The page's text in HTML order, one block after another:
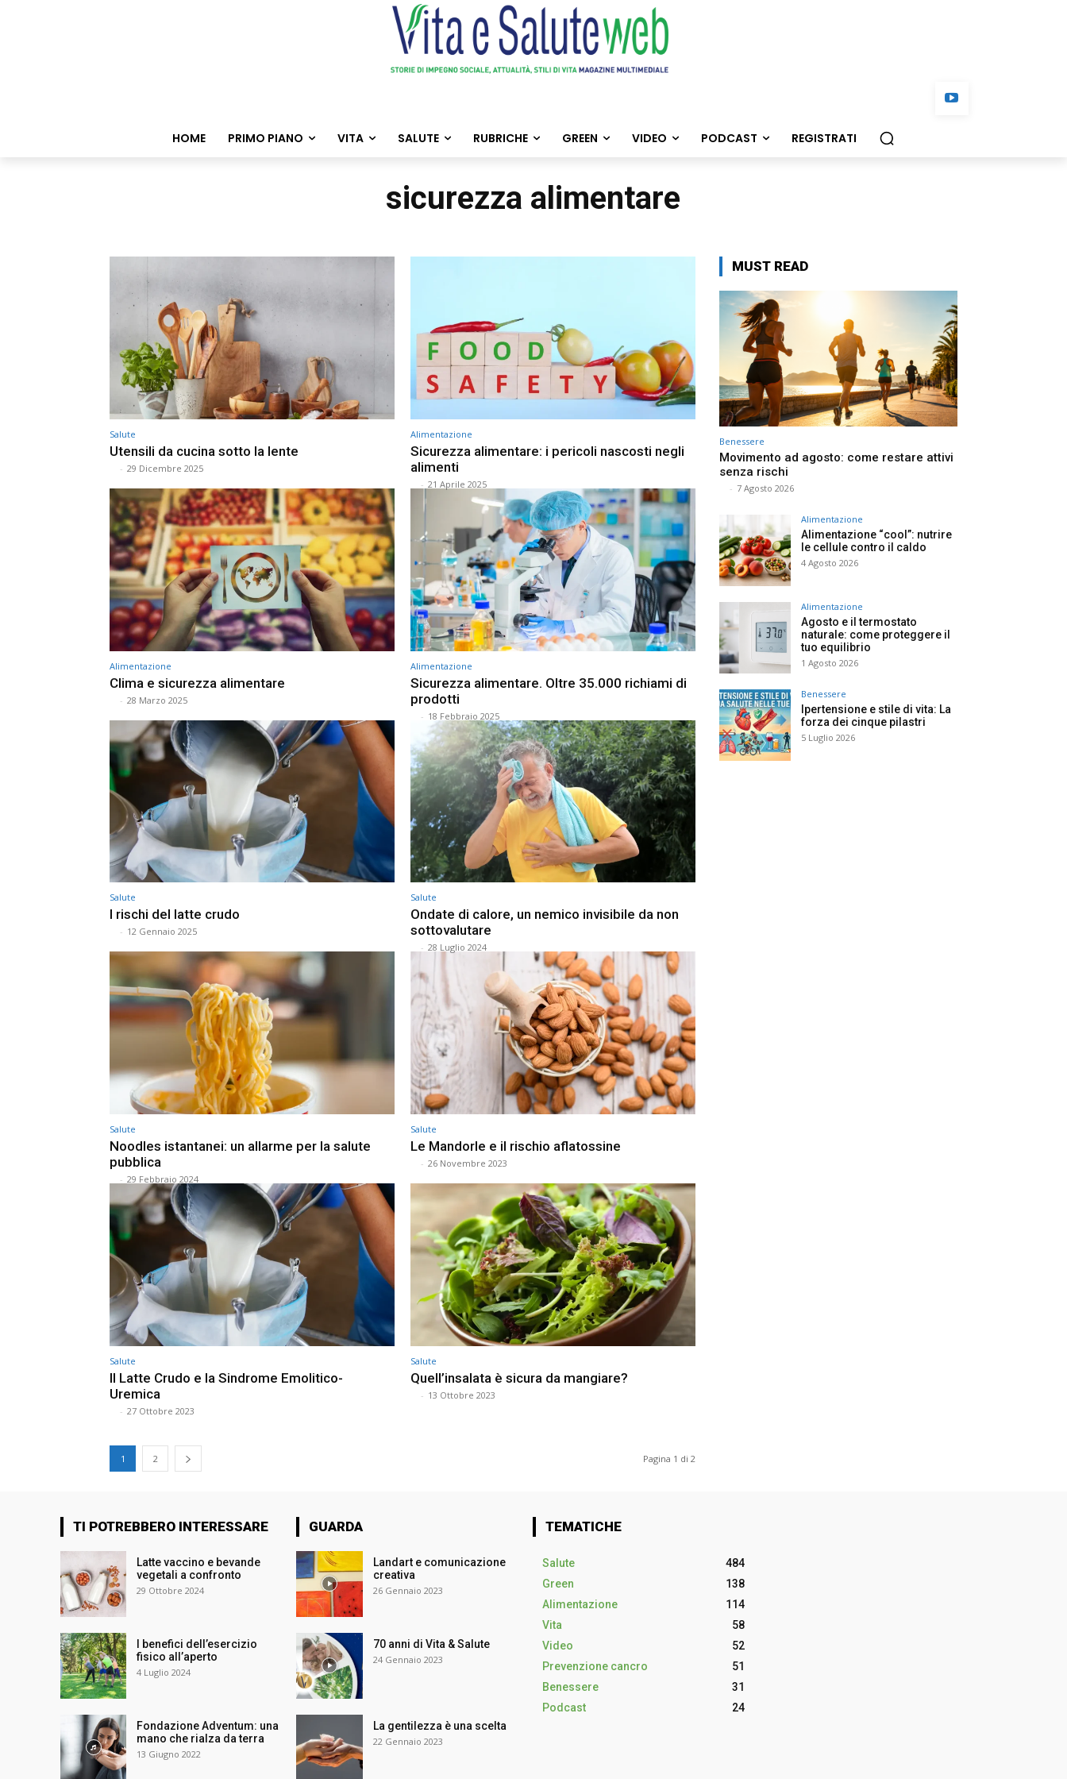
HOME PRIMO PIANO VITA SALUTE RUBRICHE GREEN VIDEO PODCAST REGISTRATI
sicurezza alimentare
Salute
Utensili da cucina sotto la lente
- 29 Dicembre 2025
Alimentazione
Sicurezza alimentare: i pericoli nascosti negli
alimenti
- 21 Aprile 2025
Alimentazione
Clima e sicurezza alimentare
- 28 Marzo 2025
Alimentazione
Sicurezza alimentare. Oltre 35.000 richiami di
prodotti
- 18 Febbraio 2025
Salute
I rischi del latte crudo
- 12 Gennaio 2025
Salute
Ondate di calore, un nemico invisibile da non
sottovalutare
- 28 Luglio 2024
Salute
Noodles istantanei: un allarme per la salute
pubblica
- 29 Febbraio 2024
Salute
Le Mandorle e il rischio aflatossine
- 26 Novembre 2023
Salute
Il Latte Crudo e la Sindrome Emolitico-
Uremica
- 27 Ottobre 2023
Salute
Quell’insalata è sicura da mangiare?
- 13 Ottobre 2023
1 2 Pagina 1 di 2
MUST READ
Benessere
Movimento ad agosto: come restare attivi
senza rischi
- 7 Agosto 2026
Alimentazione
Alimentazione “cool”: nutrire
le cellule contro il caldo
4 Agosto 2026
Alimentazione
Agosto e il termostato
naturale: come proteggere il
tuo equilibrio
1 Agosto 2026
Benessere
Ipertensione e stile di vita: La
forza dei cinque pilastri
5 Luglio 2026
TI POTREBBERO INTERESSARE
Latte vaccino e bevande
vegetali a confronto
29 Ottobre 2024
I benefici dell’esercizio
fisico all’aperto
4 Luglio 2024
Fondazione Adventum: una
mano che rialza da terra
13 Giugno 2022
GUARDA
Landart e comunicazione
creativa
26 Gennaio 2023
70 anni di Vita & Salute
24 Gennaio 2023
La gentilezza è una scelta
22 Gennaio 2023
TEMATICHE
Salute
484
Green
138
Alimentazione
114
Vita
58
Video
52
Prevenzione cancro
51
Benessere
31
Podcast
24